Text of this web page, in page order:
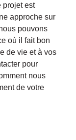
projet est
approche sur
pouvons
où il fait bon
de vie et à vos
pour
nous
de votre